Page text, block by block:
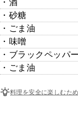
・酒
・砂糖
・ごま油
・味噌
・ブラックペッパー
・ごま油
料理を安全に楽しむた